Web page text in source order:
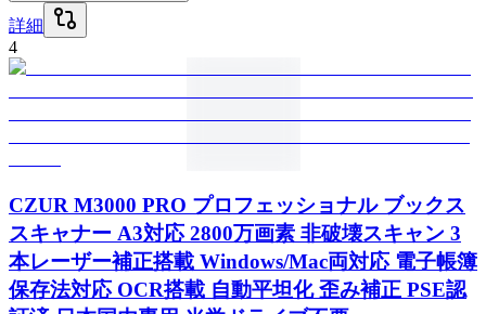
詳細
4
CZUR M3000 PRO プロフェッショナル ブックス
スキャナー A3対応 2800万画素 非破壊スキャン 3
本レーザー補正搭載 Windows/Mac両対応 電子帳簿
保存法対応 OCR搭載 自動平坦化 歪み補正 PSE認